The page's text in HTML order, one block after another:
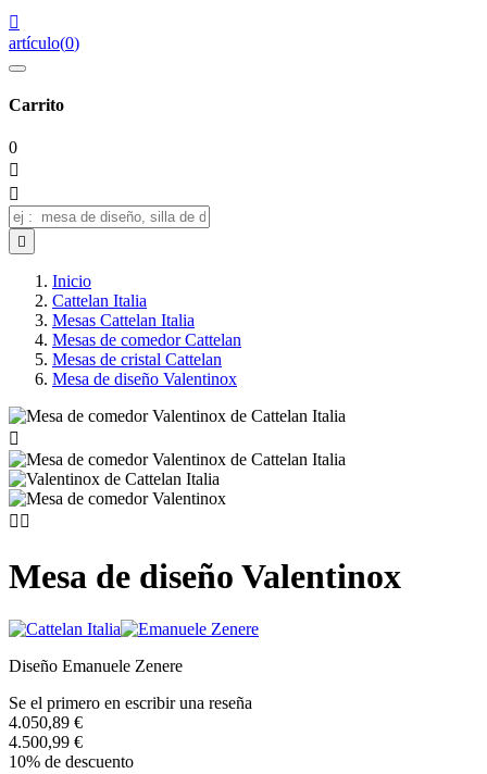

artículo(0)
Carrito
0



Inicio
Cattelan Italia
Mesas Cattelan Italia
Mesas de comedor Cattelan
Mesas de cristal Cattelan
Mesa de diseño Valentinox

 
Mesa de diseño Valentinox
Diseño Emanuele Zenere
Se el primero en escribir una reseña
4.050,89 €
4.500,99 €
10% de descuento